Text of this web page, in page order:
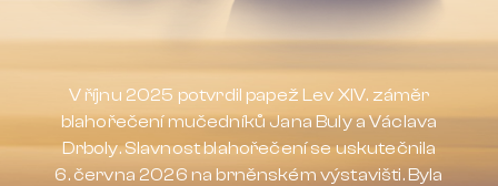
V říjnu 2025 potvrdil papež Lev XIV. záměr
blahořečení mučedníků Jana Buly a Václava
Drboly. Slavnost blahořečení se uskutečnila
6. června 2026 na brněnském výstavišti. Byla